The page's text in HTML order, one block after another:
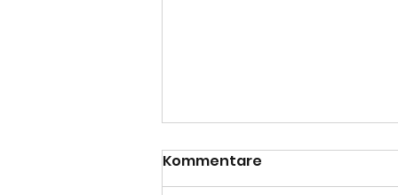
Kommentare